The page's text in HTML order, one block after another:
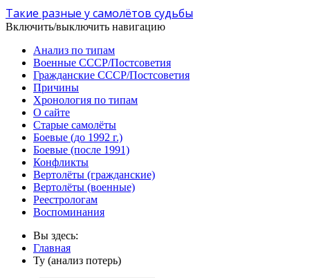
Такие разные у самолётов судьбы
Включить/выключить навигацию
Анализ по типам
Военные СССР/Постсоветия
Гражданские СССР/Постсоветия
Причины
Хронология по типам
О сайте
Старые самолёты
Боевые (до 1992 г.)
Боевые (после 1991)
Конфликты
Вертолёты (гражданские)
Вертолёты (военные)
Реестрологам
Воспоминания
Вы здесь:
Главная
Ту (анализ потерь)